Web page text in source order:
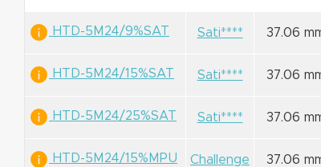
HTD-5M24/9%SAT Sati**** 37.06
HTD-5M24/15%SAT Sati**** 37.06
HTD-5M24/25%SAT Sati**** 37.06
HTD-5M24/15%MPU Challenge 37.06